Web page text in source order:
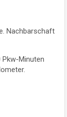
Nachbarschaft
Pkw-Minuten